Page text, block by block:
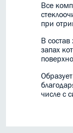
Все
при
В
запах
числе с